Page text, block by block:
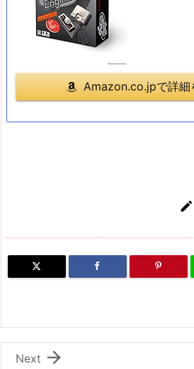
Amazon.co.jpで詳細


Next